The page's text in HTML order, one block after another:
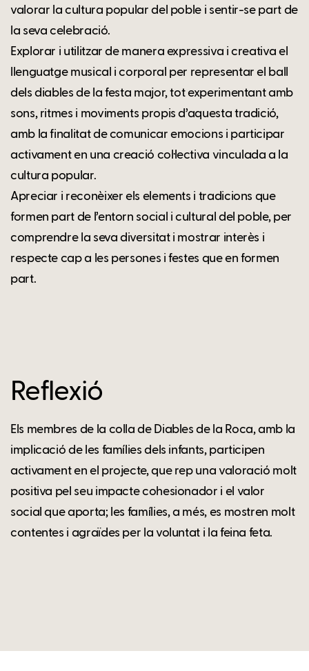
valorar la cultura popular del poble i sentir-se part de
la seva celebració.
Explorar i utilitzar de manera expressiva i creativa el
llenguatge musical i corporal per representar el ball
dels diables de la festa major, tot experimentant amb
sons, ritmes i moviments propis d’aquesta tradició,
amb la finalitat de comunicar emocions i participar
activament en una creació col·lectiva vinculada a la
cultura popular.
Apreciar i reconèixer els elements i tradicions que
formen part de l’entorn social i cultural del poble, per
comprendre la seva diversitat i mostrar interès i
respecte cap a les persones i festes que en formen
part.
Reflexió
Els membres de la colla de Diables de la Roca, amb la
implicació de les famílies dels infants, participen
activament en el projecte, que rep una valoració molt
positiva pel seu impacte cohesionador i el valor
social que aporta; les famílies, a més, es mostren molt
contentes i agraïdes per la voluntat i la feina feta.